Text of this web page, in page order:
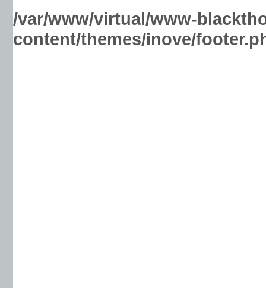
/var/www/virtual/www-
content/themes/inove/